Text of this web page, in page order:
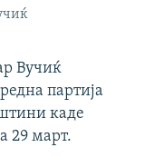
Вучиќ
партија
каде
29 март.